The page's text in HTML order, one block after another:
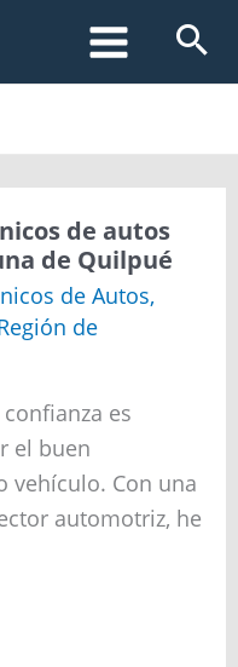
de autos
de Quilpué
de Autos,
de
es
el buen
vehículo. Con una
automotriz, he